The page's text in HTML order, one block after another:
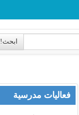
ابحث!
فعاليات مدرسية